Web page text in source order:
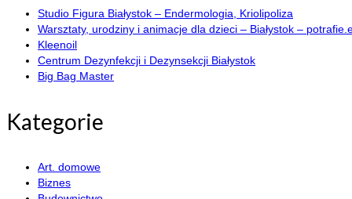
Studio Figura Białystok – Endermologia, Kriolipoliza
Warsztaty, urodziny i animacje dla dzieci – Białystok –
Kleenoil
Centrum Dezynfekcji i Dezynsekcji Białystok
Big Bag Master
Kategorie
Art. domowe
Biznes